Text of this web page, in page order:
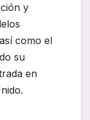
y
como el
su
en